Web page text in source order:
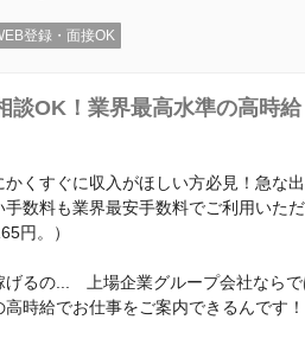
登録・面接OK
談OK！業界最高水準の高時
くすぐに収入がほしい方必見！急な
手数料も業界最安手数料でご利用いた
円。）
るの... 上場企業グループ会社なら
時給でお仕事をご案内できるんです！